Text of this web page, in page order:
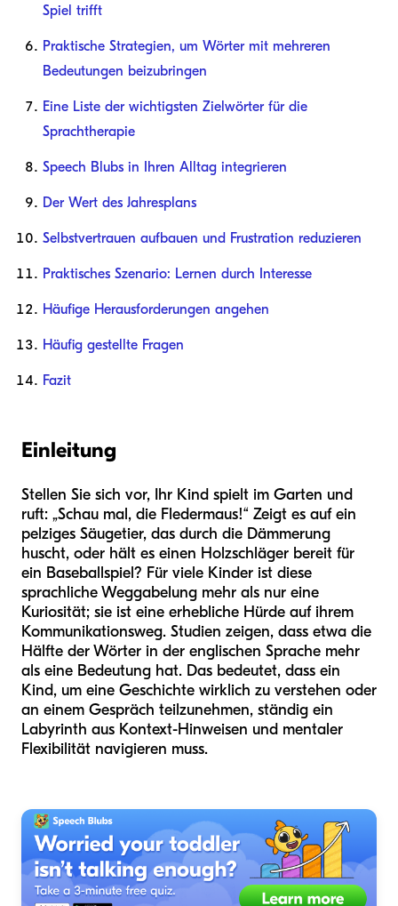
Spiel trifft
Praktische Strategien, um Wörter mit mehreren
Bedeutungen beizubringen
Eine Liste der wichtigsten Zielwörter für die
Sprachtherapie
Speech Blubs in Ihren Alltag integrieren
Der Wert des Jahresplans
Selbstvertrauen aufbauen und Frustration reduzieren
Praktisches Szenario: Lernen durch Interesse
Häufige Herausforderungen angehen
Häufig gestellte Fragen
Fazit
Einleitung
Stellen Sie sich vor, Ihr Kind spielt im Garten und
ruft: „Schau mal, die Fledermaus!“ Zeigt es auf ein
pelziges Säugetier, das durch die Dämmerung
huscht, oder hält es einen Holzschläger bereit für
ein Baseballspiel? Für viele Kinder ist diese
sprachliche Weggabelung mehr als nur eine
Kuriosität; sie ist eine erhebliche Hürde auf ihrem
Kommunikationsweg. Studien zeigen, dass etwa die
Hälfte der Wörter in der englischen Sprache mehr
als eine Bedeutung hat. Das bedeutet, dass ein
Kind, um eine Geschichte wirklich zu verstehen oder
an einem Gespräch teilzunehmen, ständig ein
Labyrinth aus Kontext-Hinweisen und mentaler
Flexibilität navigieren muss.